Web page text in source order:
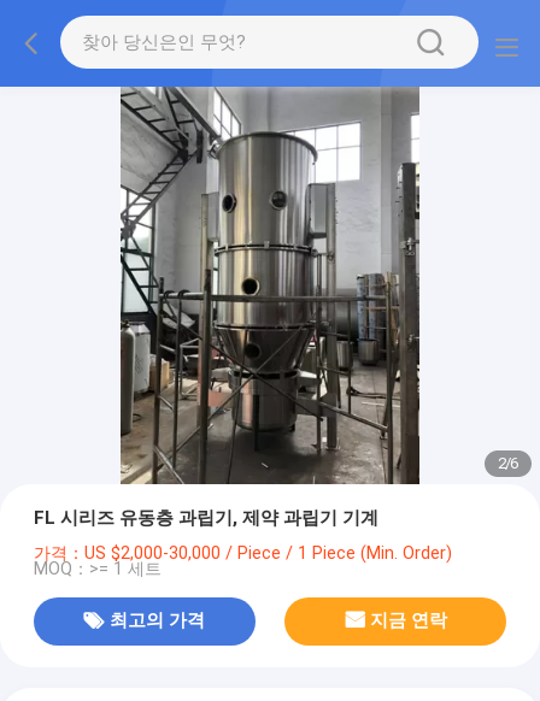
2/6
FL 시리즈 유동층 과립기, 제약 과립기 기계
가격：US $2,000-30,000 / Piece / 1 Piece (Min. Order)
MOQ：>= 1 세트
최고의 가격 지금 연락